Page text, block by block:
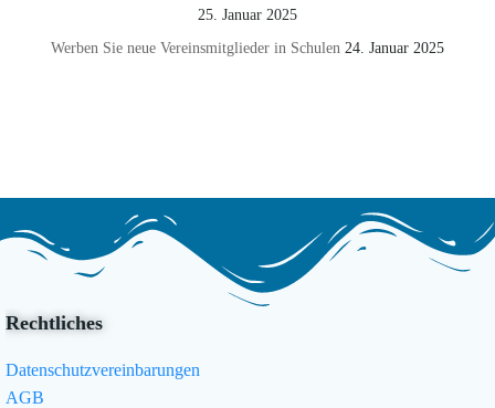
25. Januar 2025
Werben Sie neue Vereinsmitglieder in Schulen 24. Januar 2025
Rechtliches
Datenschutzvereinbarungen
AGB